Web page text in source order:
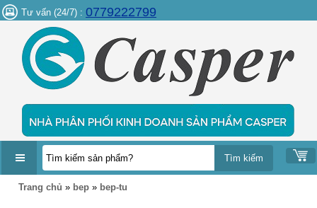
Tư vấn (24/7) : 0779222799
DANH
Trang chủ » bep » bep-tu